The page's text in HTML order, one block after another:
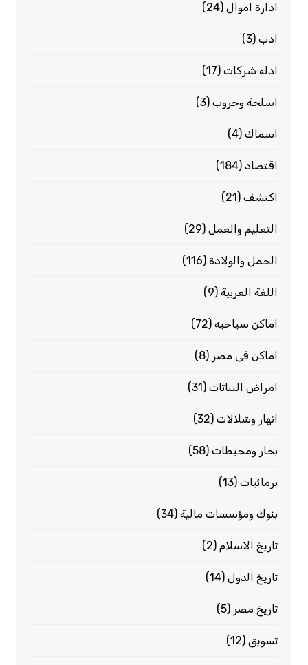
ادارة اموال(24)
ادب(3)
ادله شركات(17)
اسلحة وحروب(3)
اسماك(4)
اقتصاد(184)
اكتشف(21)
التعليم والعمل(29)
الحمل والولادة(116)
اللغة العربية(9)
اماكن سياحيه(72)
اماكن فى مصر (8)
امراض النباتات(31)
انهار وشلالات(32)
بحار ومحيطات(58)
برمائيات(13)
بنوك ومؤسسات مالية(34)
تاريخ الاسلام(2)
تاريخ الدول(14)
تاريخ مصر (5)
تسويق(12)